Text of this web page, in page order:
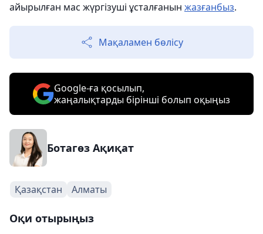
айырылған мас жүргізуші ұсталғанын жазғанбыз.
Мақаламен бөлісу
Google-ға қосылып,
жаңалықтарды бірінші болып оқыңыз
Ботагөз Ақиқат
Қазақстан Алматы
Оқи отырыңыз